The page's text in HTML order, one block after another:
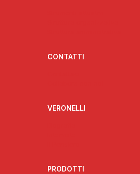
CONTATTI
VERONELLI
PRODOTTI